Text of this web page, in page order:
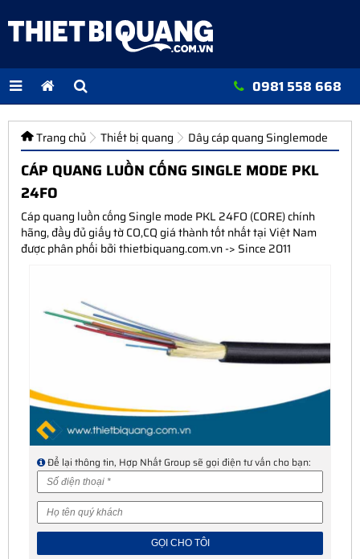
0981 558 668
Trang chủ Thiết bị quang Dây cáp quang Singlemode
CÁP QUANG LUỒN CỐNG SINGLE MODE PKL
24FO
Cáp quang luồn cống Single mode PKL 24FO (CORE) chính
hãng, đầy đủ giấy tờ CO,CQ giá thành tốt nhất tại Việt Nam
được phân phối bởi thietbiquang.com.vn -> Since 2011
Để lại thông tin, Hợp Nhất Group sẽ gọi điện tư vấn cho bạn: